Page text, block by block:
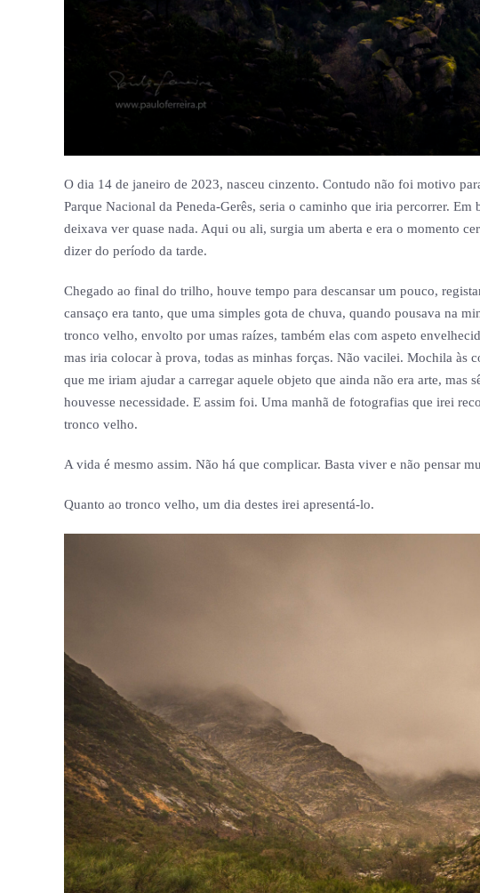
O dia 14 de janeiro de 2023, nasceu cinzento. Contudo não foi motivo
Parque Nacional da Peneda-Gerês, seria o caminho que iria percorrer.
deixava ver quase nada. Aqui ou ali, surgia um aberta e era o momento
dizer do período da tarde.
Chegado ao final do trilho, houve tempo para descansar um pouco,
cansaço era tanto, que uma simples gota de chuva, quando pousava na
tronco velho, envolto por umas raízes, também elas com aspeto
mas iria colocar à prova, todas as minhas forças. Não vacilei. Mochila às
que me iriam ajudar a carregar aquele objeto que ainda não era arte, mas
houvesse necessidade. E assim foi. Uma manhã de fotografias que irei
tronco velho.
A vida é mesmo assim. Não há que complicar. Basta viver e não pensar
Quanto ao tronco velho, um dia destes irei apresentá-lo.